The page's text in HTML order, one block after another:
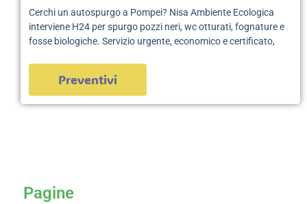
Cerchi un autospurgo a Pompei? Nisa Ambiente Ecologica
interviene H24 per spurgo pozzi neri, wc otturati, fognature e
fosse biologiche. Servizio urgente, economico e certificato,
Preventivi
Pagine